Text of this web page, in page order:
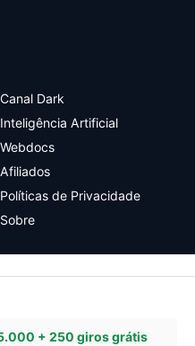
Canal Dark
Inteligência Artificial
Webdocs
Afiliados
Políticas de Privacidade
Sobre
+ 250 giros grátis